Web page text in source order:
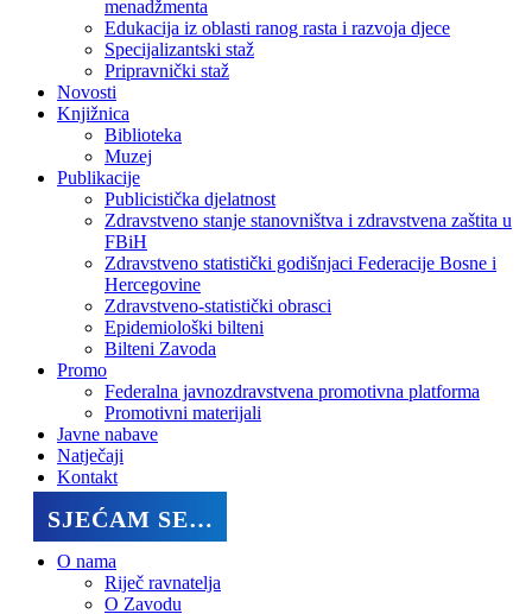
menadžmenta
Edukacija iz oblasti ranog rasta i razvoja djece
Specijalizantski staž
Pripravnički staž
Novosti
Knjižnica
Biblioteka
Muzej
Publikacije
Publicistička djelatnost
Zdravstveno stanje stanovništva i zdravstvena zaštita u
FBiH
Zdravstveno statistički godišnjaci Federacije Bosne i
Hercegovine
Zdravstveno-statistički obrasci
Epidemiološki bilteni
Bilteni Zavoda
Promo
Federalna javnozdravstvena promotivna platforma
Promotivni materijali
Javne nabave
Natječaji
Kontakt
SJEĆAM SE…
O nama
Riječ ravnatelja
O Zavodu